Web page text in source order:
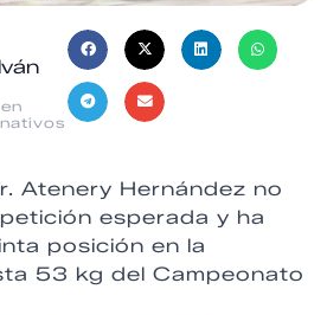
Atenery Hernández no
esperada y ha
posición en la
53 kg del Campeonato